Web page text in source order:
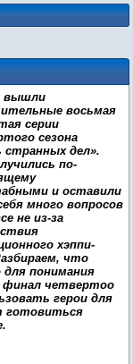
вышли
восьмая
серии
сезона
странных дел».
по-
и оставили
много вопросов
не из-за
хэппи-
что
для понимания
финал четвертоо
герои для
готовиться